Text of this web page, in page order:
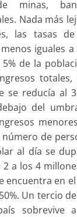
de minas,
Nada más
las tasas
iguales
de la
se reducía al
del
de
al día se
a los 4
encuentra en
Un tercio
sobrevive